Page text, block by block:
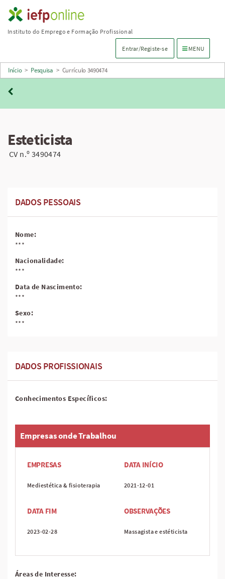
Saltar
para
principal
Instituto do Emprego e Formação Profissional
Entrar/Registe-se Menu de
MENU
Início > Pesquisa > Currículo 3490474
Esteticista
CV n.º 3490474
DADOS PESSOAIS
Nome:
***
Nacionalidade:
***
Data de Nascimento:
***
Sexo:
***
DADOS PROFISSIONAIS
Conhecimentos Específicos:
Empresas onde Trabalhou
EMPRESAS
Mediestética & fisioterapia
DATA INÍCIO
2021-12-01
DATA FIM
2023-02-28
OBSERVAÇÕES
Massagista e estéticista
Áreas de Interesse: